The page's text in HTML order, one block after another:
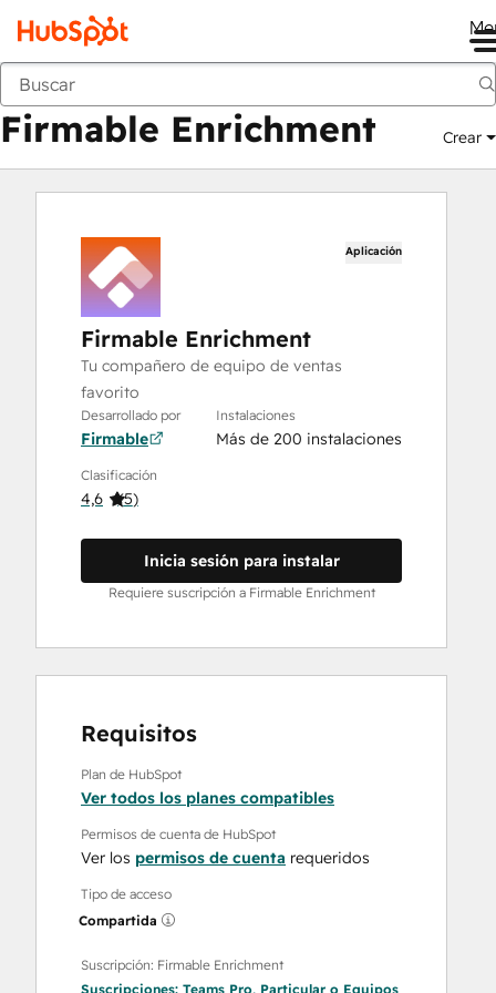
Mercado
Firmable Enrichment Crear
Aplicación
Firmable Enrichment
Tu compañero de equipo de ventas
favorito
Desarrollado por
Firmable
Instalaciones
Más de 200 instalaciones
Clasificación
4,6 (5)
Inicia sesión para instalar
Requiere suscripción a Firmable Enrichment
Requisitos
Plan de HubSpot
Ver todos los planes compatibles
Permisos de cuenta de HubSpot
Ver los permisos de cuenta requeridos
Tipo de acceso
Compartida
Suscripción: Firmable Enrichment
Suscripciones: Teams Pro, Particular o Equipos